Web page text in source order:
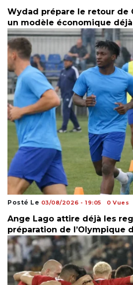
Wydad prépare le retour de
un modèle économique
Posté Le 03/08/2026 - 19:05 0 Vues
Ange Lago attire déjà les
préparation de l’Olympique